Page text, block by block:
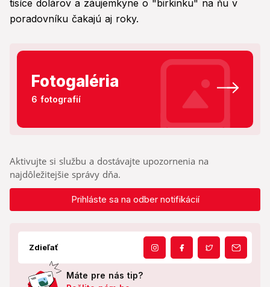
tisíce dolárov a záujemkyne o "birkinku" na ňu v
poradovníku čakajú aj roky.
Fotogaléria
6 fotografií
Aktivujte si službu a dostávajte upozornenia na
najdôležitejšie správy dňa.
Prihláste sa na odber notifikácií
Zdieľať
Máte pre nás tip?